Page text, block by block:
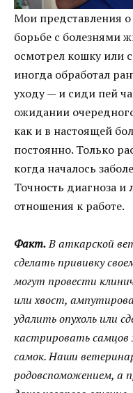
Мои представления
борьбе с болезнями
осмотрел кошку или
иногда обработал
уходу — и сиди пей
ожидании
как и в настоящей
постоянно. Только
когда началось
Точность диагноза и
отношения к работе.
Факт.В аткарской
сделать прививку
могут провести
или хвост,
удалить опухоль или
кастрировать
самок. Наши
родовспоможением, а